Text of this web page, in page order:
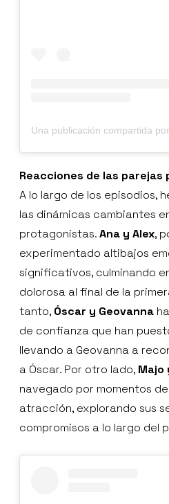
Reacciones de las parejas
A lo largo de los episodios,
las dinámicas cambiantes
protagonistas.Ana y Alex,
experimentado altibajos
significativos, culminando
dolorosa al final de la
tanto, Óscar y Geovanna
de confianza que han
llevando a Geovanna a
a Óscar. Por otro lado, Majo
navegado por momentos
atracción, explorando sus
compromisos a lo largo del